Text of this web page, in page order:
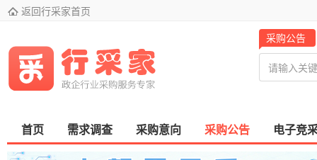
 返回行采家首页
采购公告
首页 需求调查 采购意向 采购公告 电子竞